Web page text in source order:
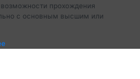
прохождения
с основным высшим или